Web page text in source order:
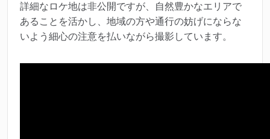
詳細なロケ地は非公開ですが、自然豊かなエリアで
あることを活かし、地域の方や通行の妨げにならな
いよう細心の注意を払いながら撮影しています。